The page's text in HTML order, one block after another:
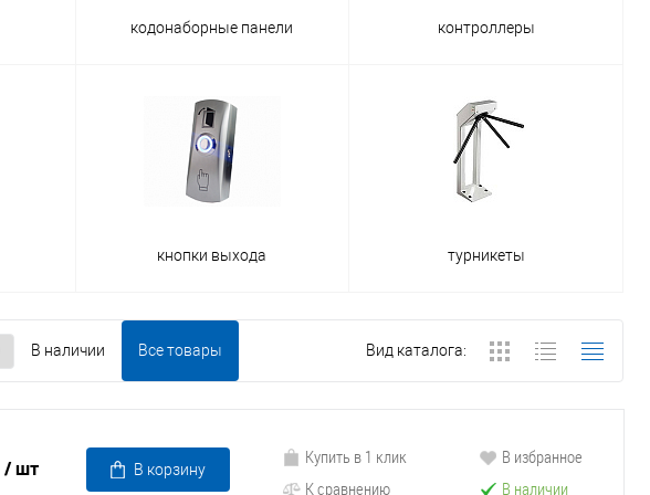
кодонаборные панели контроллеры
кнопки выхода турникеты
В наличии Все товары Вид каталога:
/ шт В корзину
Купить в 1 клик
К сравнению
В избранное
В наличии